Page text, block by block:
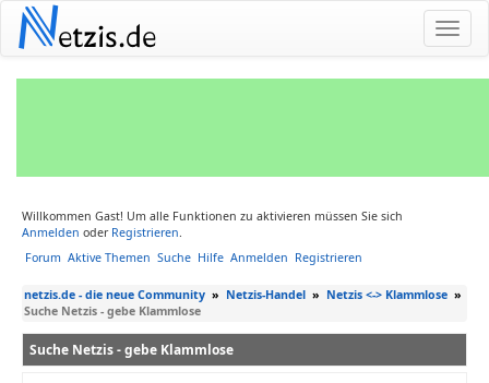
Netzis.de
Willkommen Gast! Um alle Funktionen zu aktivieren müssen Sie sich
Anmelden oder Registrieren.
Forum Aktive Themen Suche Hilfe Anmelden Registrieren
netzis.de - die neue Community » Netzis-Handel » Netzis <-> Klammlose »
Suche Netzis - gebe Klammlose
Suche Netzis - gebe Klammlose